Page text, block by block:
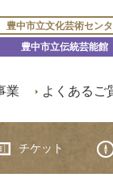
豊中市立文化芸術セン
豊中市立伝統芸能館
業 よくあるご
チケット